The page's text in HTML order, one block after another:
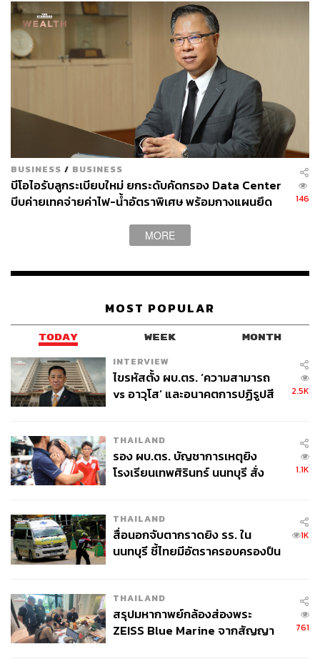
BUSINESS / BUSINESS
บีโอไอรับลูกระเบียบใหม่ ยกระดับคัดกรอง Data Center
บีบค่ายเทคจ่ายค่าไฟ-น้ำอัตราพิเศษ พร้อมกางแผนยึด
146
MORE
MOST POPULAR
TODAY WEEK MONTH
INTERVIEW
ไขรหัสตั้ง ผบ.ตร. ‘ความสามารถ
vs อาวุโส’ และอนาคตการปฏิรูปสี
2.5K
THAILAND
รอง ผบ.ตร. บัญชาการเหตุยิง
โรงเรียนเทพศิรินทร์ นนทบุรี สั่ง
1.1K
THAILAND
สื่อนอกจับตากราดยิง รร. ใน
นนทบุรี ชี้ไทยมีอัตราครอบครองปืน
1K
THAILAND
สรุปมหากาพย์กล้องส่องพระ
ZEISS Blue Marine จากสัญญา
761